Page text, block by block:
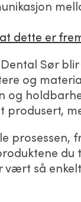
at dette er
Sør
og
og
prosessen,
vært så